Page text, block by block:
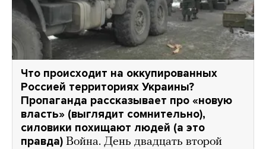
Что происходит на оккупированных
Россией территориях Украины?
Пропаганда рассказывает про «новую
власть» (выглядит сомнительно),
силовики похищают людей (а это
правда) Война. День двадцать второй